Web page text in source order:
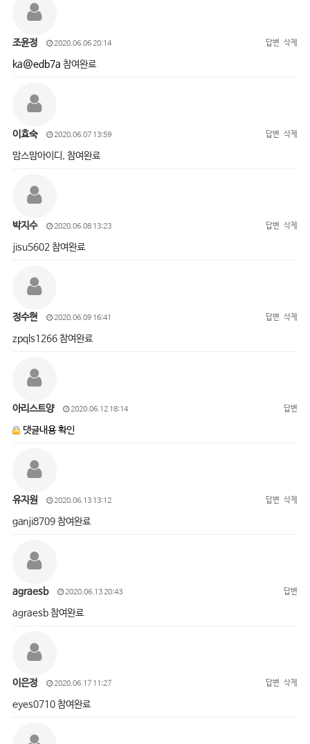
조윤정 2020.06.06 20:14 답변 삭제
ka@edb7a 참여완료
이효숙 2020.06.07 13:59 답변 삭제
맘스맘아이디, 참여완료
박지수 2020.06.08 13:23 답변 삭제
jisu5602 참여완료
정수현 2020.06.09 16:41 답변 삭제
zpqls1266 참여완료
아리스트양 2020.06.12 18:14 답변
댓글내용 확인
유지원 2020.06.13 13:12 답변 삭제
ganji8709 참여완료
agraesb 2020.06.13 20:43 답변
agraesb 참여완료
이은정 2020.06.17 11:27 답변 삭제
eyes0710 참여완료